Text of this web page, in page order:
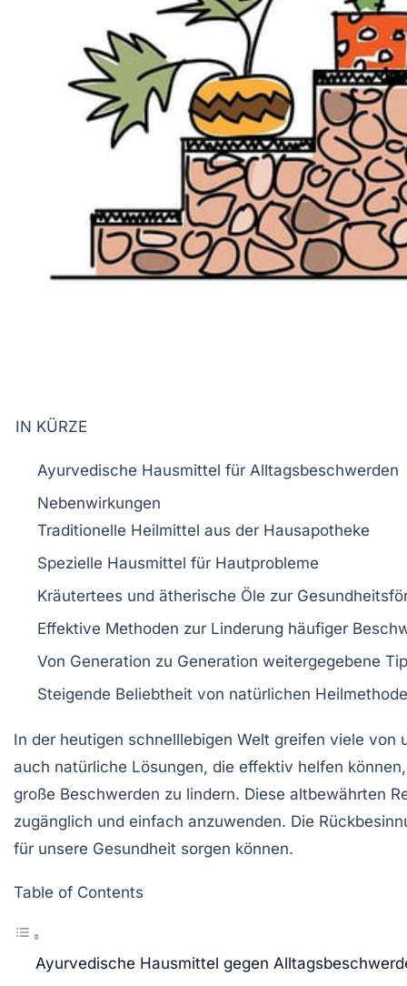
IN KÜRZE
Ayurvedische Hausmittel für Alltagsbeschwerden
Nebenwirkungen
Traditionelle Heilmittel aus der Hausapotheke
Spezielle Hausmittel für Hautprobleme
Kräutertees und ätherische Öle zur
Effektive Methoden zur Linderung häufiger
Von Generation zu Generation weitergegebene
Steigende Beliebtheit von natürlichen
In der heutigen schnelllebigen Welt greifen viele
auch natürliche Lösungen, die effektiv helfen
große Beschwerden zu lindern. Diese altbewährten
zugänglich und einfach anzuwenden. Die
für unsere Gesundheit sorgen können.
Table of Contents
Ayurvedische Hausmittel gegen